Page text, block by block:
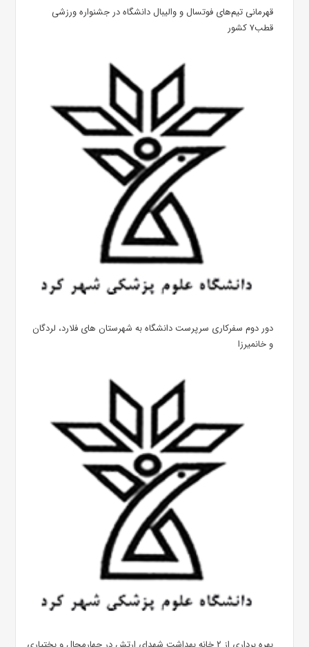
قهرمانی تیم‌های فوتسال و والیبال دانشگاه در جشنواره ورزشی
قطب۷ کشور
دور دوم سفرکاری سرپرست دانشگاه به شهرستان های فلارد، لردگان
و خانمیرزا